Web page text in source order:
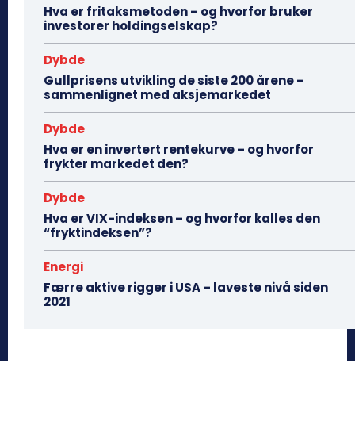
Hva er fritaksmetoden – og hvorfor bruker
investorer holdingselskap?
Dybde
Gullprisens utvikling de siste 200 årene –
sammenlignet med aksjemarkedet
Dybde
Hva er en invertert rentekurve – og hvorfor
frykter markedet den?
Dybde
Hva er VIX-indeksen – og hvorfor kalles den
“fryktindeksen”?
Energi
Færre aktive rigger i USA – laveste nivå siden
2021